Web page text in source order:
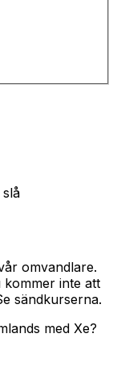
omvandlare.
kommer inte att
sändkurserna.
med Xe?